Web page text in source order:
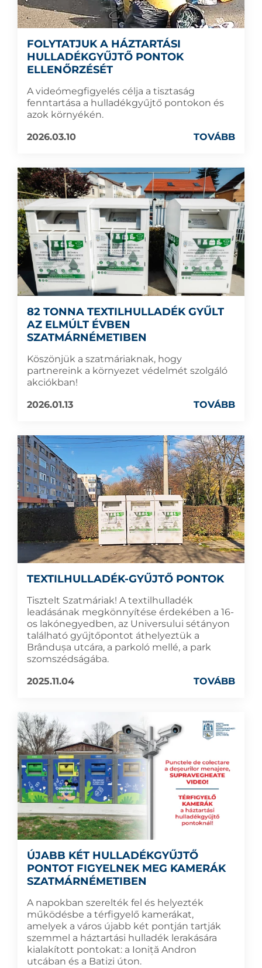
FOLYTATJUK A HÁZTARTÁSI
HULLADÉKGYŰJTŐ PONTOK
ELLENŐRZÉSÉT
A videómegfigyelés célja a tisztaság
fenntartása a hulladékgyűjtő pontokon és
azok környékén.
2026.03.10
TOVÁBB
82 TONNA TEXTILHULLADÉK GYŰLT
AZ ELMÚLT ÉVBEN
SZATMÁRNÉMETIBEN
Köszönjük a szatmáriaknak, hogy
partnereink a környezet védelmét szolgáló
akciókban!
2026.01.13
TOVÁBB
TEXTILHULLADÉK-GYŰJTŐ PONTOK
Tisztelt Szatmáriak! A textilhulladék
leadásának megkönnyítése érdekében a 16-
os lakónegyedben, az Universului sétányon
található gyűjtőpontot áthelyeztük a
Brândușa utcára, a parkoló mellé, a park
szomszédságába.
2025.11.04
TOVÁBB
ÚJABB KÉT HULLADÉKGYŰJTŐ
PONTOT FIGYELNEK MEG KAMERÁK
SZATMÁRNÉMETIBEN
A napokban szerelték fel és helyezték
működésbe a térfigyelő kamerákat,
amelyek a város újabb két pontján tartják
szemmel a háztartási hulladék lerakására
kialakított pontokat: a Ioniță Andron
utcában és a Batizi úton.